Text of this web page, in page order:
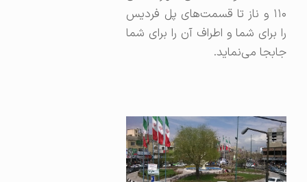
۱۱۰ و ناز تا قسمت‌های پل فردیس
را برای شما و اطراف آن را برای شما
جابجا می‌نماید.